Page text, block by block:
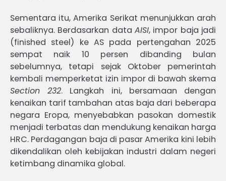
Sementara itu, Amerika Serikat menunjukkan arah
sebaliknya. Berdasarkan data AISI, impor baja jadi
(finished steel) ke AS pada pertengahan 2025
sempat naik 10 persen dibanding bulan
sebelumnya, tetapi sejak Oktober pemerintah
kembali memperketat izin impor di bawah skema
Section 232. Langkah ini, bersamaan dengan
kenaikan tarif tambahan atas baja dari beberapa
negara Eropa, menyebabkan pasokan domestik
menjadi terbatas dan mendukung kenaikan harga
HRC. Perdagangan baja di pasar Amerika kini lebih
dikendalikan oleh kebijakan industri dalam negeri
ketimbang dinamika global.